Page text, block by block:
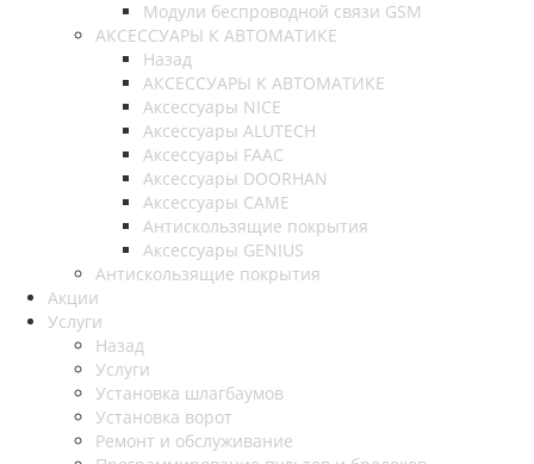
Модули беспроводной связи GSM
АКСЕССУАРЫ К АВТОМАТИКЕ
Назад
АКСЕССУАРЫ К АВТОМАТИКЕ
Аксессуары NICE
Аксессуары ALUTECH
Аксессуары FAAC
Аксессуары DOORHAN
Аксессуары CAME
Антискользящие покрытия
Аксессуары GENIUS
Антискользящие покрытия
Акции
Услуги
Назад
Услуги
Установка шлагбаумов
Установка ворот
Ремонт и обслуживание